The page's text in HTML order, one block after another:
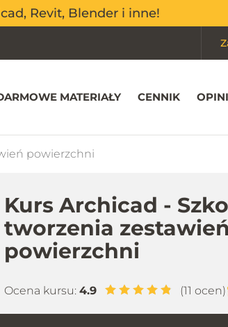
Revit, Blender i inne!
Revit, Blender i inne!
Mój koszyk
MATERIAŁY CENNIK
powierzchni
Kurs Archicad -
tworzenia zestawień
powierzchni
Ocena kursu: 4.9 (11 ocen)